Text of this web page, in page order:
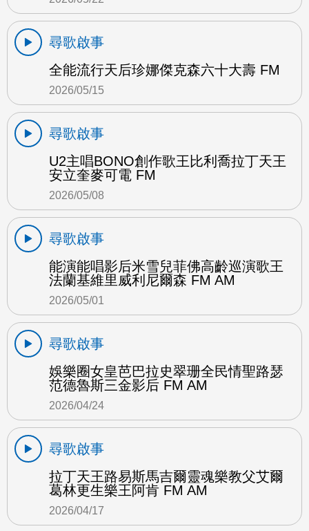
尋歌啟事
全能流行天后珍娜傑克森六十大壽 FM
2026/05/15
尋歌啟事
U2主唱BONO創作歌王比利喬拉丁天王
安立奎麥可電 FM
2026/05/08
尋歌啟事
能演能唱影后米雪兒菲佛高齡巡演歌王
法蘭基維里威利尼爾森 FM AM
2026/05/01
尋歌啟事
娛樂圈女皇芭巴拉史翠珊全民情聖路瑟
范德魯斯三金影后 FM AM
2026/04/24
尋歌啟事
拉丁天王路易斯馬吉爾靈魂樂教父艾爾
葛林更生樂王阿肯 FM AM
2026/04/17